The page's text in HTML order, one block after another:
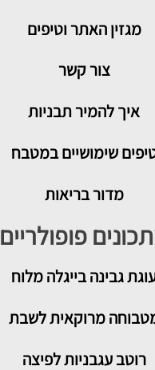
מגזין האתר וטיפים
צור קשר
איך להמיר תבניות
שימושיים במטבח
מדור בריאות
פופולריים
גבינה בייגלה מלוח
מרוקאית לשבת
רוטב עגבניות לפיצה